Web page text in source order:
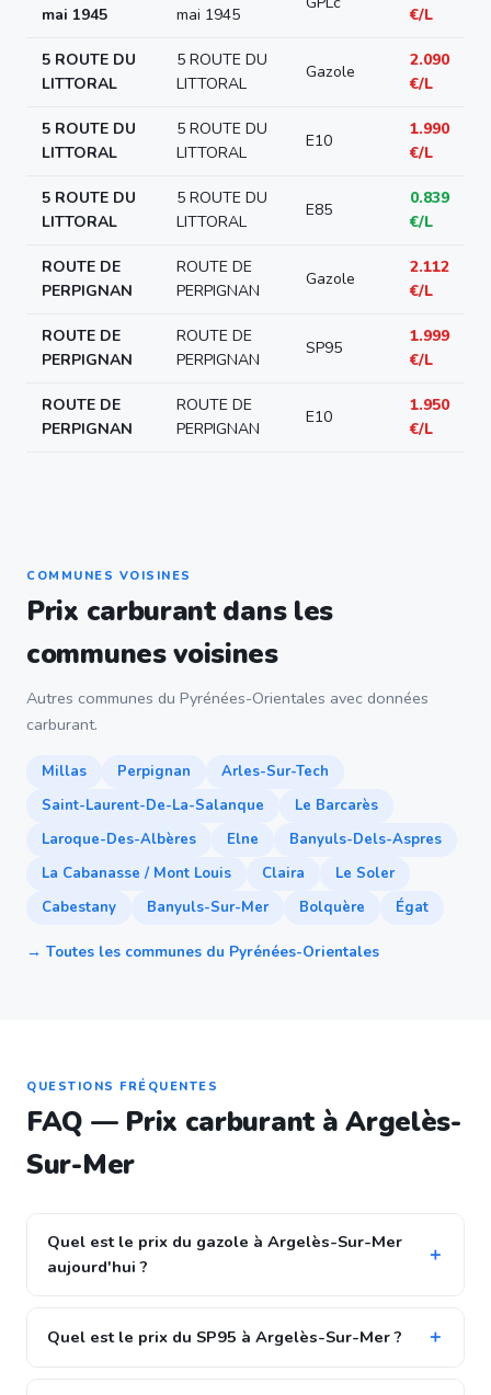
mai 1945
mai 1945
€/L
5 ROUTE DU
LITTORAL
5 ROUTE DU
LITTORAL
Gazole
2.090
€/L
5 ROUTE DU
LITTORAL
5 ROUTE DU
LITTORAL
E10
1.990
€/L
5 ROUTE DU
LITTORAL
5 ROUTE DU
LITTORAL
E85
0.839
€/L
ROUTE DE
PERPIGNAN
ROUTE DE
PERPIGNAN
Gazole
2.112
€/L
ROUTE DE
PERPIGNAN
ROUTE DE
PERPIGNAN
SP95
1.999
€/L
ROUTE DE
PERPIGNAN
ROUTE DE
PERPIGNAN
E10
1.950
€/L
COMMUNES VOISINES
Prix carburant dans les
communes voisines
Autres communes du Pyrénées-Orientales avec données
carburant.
Millas Perpignan
Arles-Sur-Tech
Saint-Laurent-De-La-Salanque
Le Barcarès
Laroque-Des-Albères
Elne
Banyuls-Dels-Aspres
La Cabanasse / Mont Louis
Claira
Le Soler
Cabestany
Banyuls-Sur-Mer Bolquère Égat
→ Toutes les communes du Pyrénées-Orientales
QUESTIONS FRÉQUENTES
FAQ — Prix carburant à Argelès-
Sur-Mer
Quel est le prix du gazole à Argelès-Sur-Mer
aujourd'hui ?
Quel est le prix du SP95 à Argelès-Sur-Mer ?